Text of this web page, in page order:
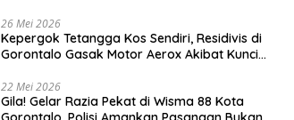
26 Mei 2026
Kepergok Tetangga Kos Sendiri, Residivis di
Gorontalo Gasak Motor Aerox Akibat Kunci
22 Mei 2026
Gila! Gelar Razia Pekat di Wisma 88 Kota